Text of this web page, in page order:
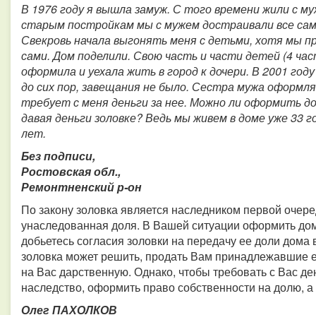
В 1976 году я вышла замуж. С того времени жили с
старым постройкам мы с мужем достраивали все
Свекровь начала выгонять меня с детьми, хотя мы
сами. Дом поделили. Свою часть и части детей (4
оформила и уехала жить в город к дочери. В 2001
до сих пор, завещания не было. Сестра мужа
требует с меня деньги за нее. Можно ли оформить
давая деньги золовке? Ведь мы живем в доме уже 33
лет.
Без подписи,
Ростовская обл.,
Ремонтненский р-он
По закону золовка является наследником первой
унаследованная доля. В Вашей ситуации оформить
добьетесь согласия золовки на передачу ее доли
золовка может решить, продать Вам
на Вас дарственную. Однако, чтобы требовать с Вас
наследство, оформить право собственности на долю,
Олег ПАХОЛКОВ